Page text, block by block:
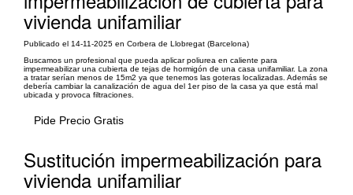
vivienda unifamiliar
Publicado el 14-11-2025 en Corbera de Llobregat (Barcelona)
Buscamos un profesional que pueda aplicar poliurea en caliente para
impermeabilizar una cubierta de tejas de hormigón de una casa unifamiliar. La zona
a tratar serían menos de 15m2 ya que tenemos las goteras localizadas. Además se
debería cambiar la canalización de agua del 1er piso de la casa ya que está mal
ubicada y provoca filtraciones.
Pide Precio Gratis
Sustitución impermeabilización para
vivienda unifamiliar